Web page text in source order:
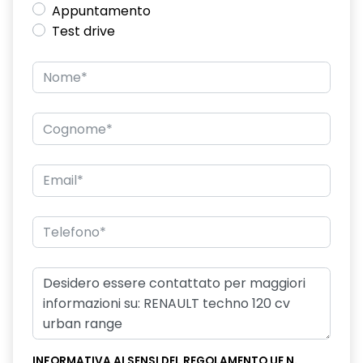
distance warning avviso distanza di sicurezza
driver display digitale da 10"
e-call chiamata d'emergenza
emergency lane keep assist assistenza d'emergenza al
mantenimento della corsia
fari full LED anteriori e posteriori
HAR00
hill start assist assistenza alla partenza in salita
manuale di uso e manutenzione digitale
Manutenzione Connessa, incluso per 8 anni
Appuntamento
Test drive